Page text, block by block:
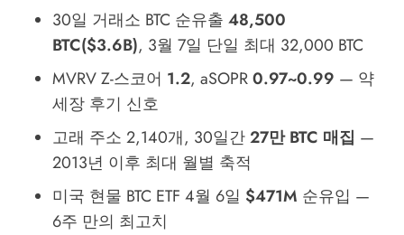
30일 거래소 BTC 순유출 48,500
BTC($3.6B), 3월 7일 단일 최대 32,000 BTC
MVRV Z-스코어 1.2, aSOPR0.97~0.99 — 약
세장 후기 신호
고래 주소 2,140개, 30일간27만 BTC 매집 —
2013년 이후 최대 월별 축적
미국 현물 BTC ETF 4월 6일 $471M 순유입 —
6주 만의 최고치